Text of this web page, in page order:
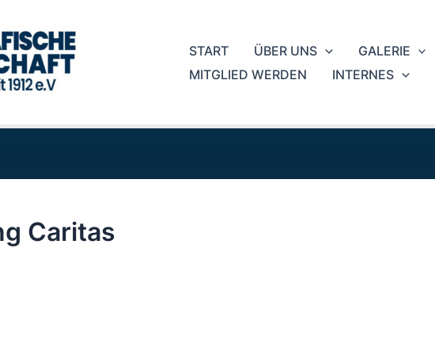
START ÜBER UNS GALERIE
MITGLIED WERDEN
INTERNES
Caritas